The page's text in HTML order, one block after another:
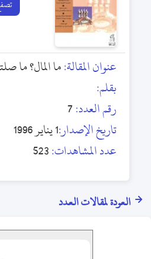
عنوان المقالة:ما المال؟ ما
بقلم:
رقم العدد:7
تاريخ الإصدار:1 يناير 1996
عدد المشاهدات:523
العودة لمقالات العدد